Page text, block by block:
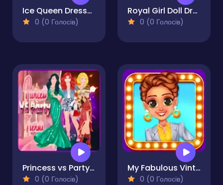
Ice Queen Dress-Up & Girl Game
0 (0 Голосів)
Royal Girl Doll Dress Up
0 (0 Голосів)
Princess vs Party Trends
0 (0 Голосів)
My Fabulous Vintage Look
0 (0 Голосів)